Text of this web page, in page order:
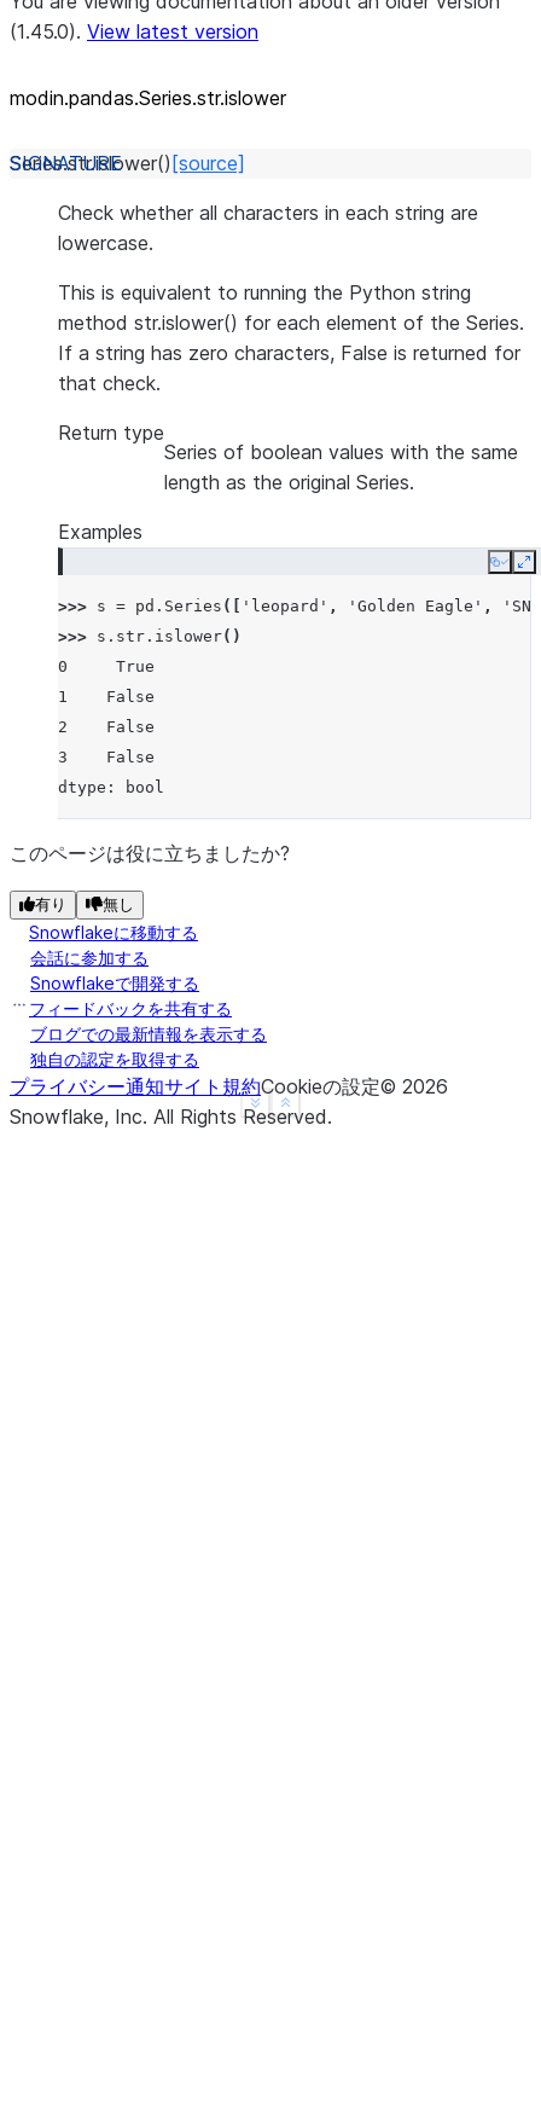
(1.45.0). View latest version
modin.pandas.Series.str.islower
Series.str.islower() [source]
Check whether all characters in each string are
lowercase.
This is equivalent to running the Python string
method str.islower() for each element of the Series.
If a string has zero characters, False is returned for
that check.
Return type
Series of boolean values with the same
length as the original Series.
Examples
Copy
>>> s = pd . Series ([ 'leopard' , 'Golden Eagle' ,
>>> s . str . islower()
0     True
1    False
2    False
3    False
dtype: bool
Show less
See more
このページは役に立ちましたか?
有り 無し
Snowflakeに移動する
会話に参加する
Snowflakeで開発する
フィードバックを共有する
ブログでの最新情報を表示する
独自の認定を取得する
プライバシー通知サイト規約Cookieの設定© 2026
Snowflake, Inc. All Rights Reserved.